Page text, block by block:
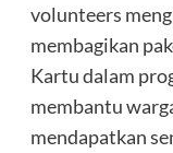
volunteers
membagikan
Kartu dalam
membantu
mendapatkan